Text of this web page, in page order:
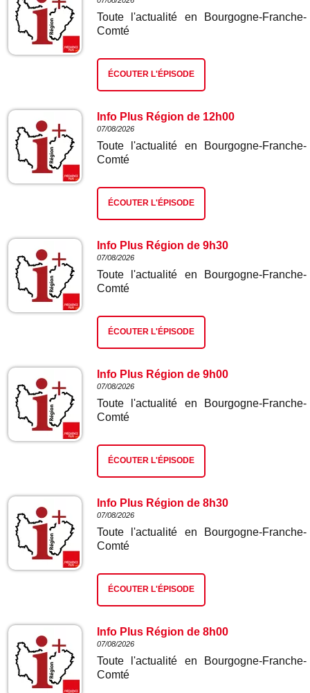
Toute l'actualité en Bourgogne-Franche-
Comté
ÉCOUTER L'ÉPISODE
Info Plus Région de 12h00
07/08/2026
Toute l'actualité en Bourgogne-Franche-
Comté
ÉCOUTER L'ÉPISODE
Info Plus Région de 9h30
07/08/2026
Toute l'actualité en Bourgogne-Franche-
Comté
ÉCOUTER L'ÉPISODE
Info Plus Région de 9h00
07/08/2026
Toute l'actualité en Bourgogne-Franche-
Comté
ÉCOUTER L'ÉPISODE
Info Plus Région de 8h30
07/08/2026
Toute l'actualité en Bourgogne-Franche-
Comté
ÉCOUTER L'ÉPISODE
Info Plus Région de 8h00
07/08/2026
Toute l'actualité en Bourgogne-Franche-
Comté